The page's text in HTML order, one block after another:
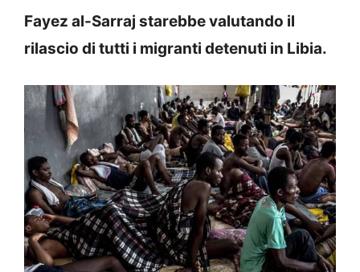
Fayez al-Sarraj starebbe valutando il
rilascio di tutti i migranti detenuti in Libia.